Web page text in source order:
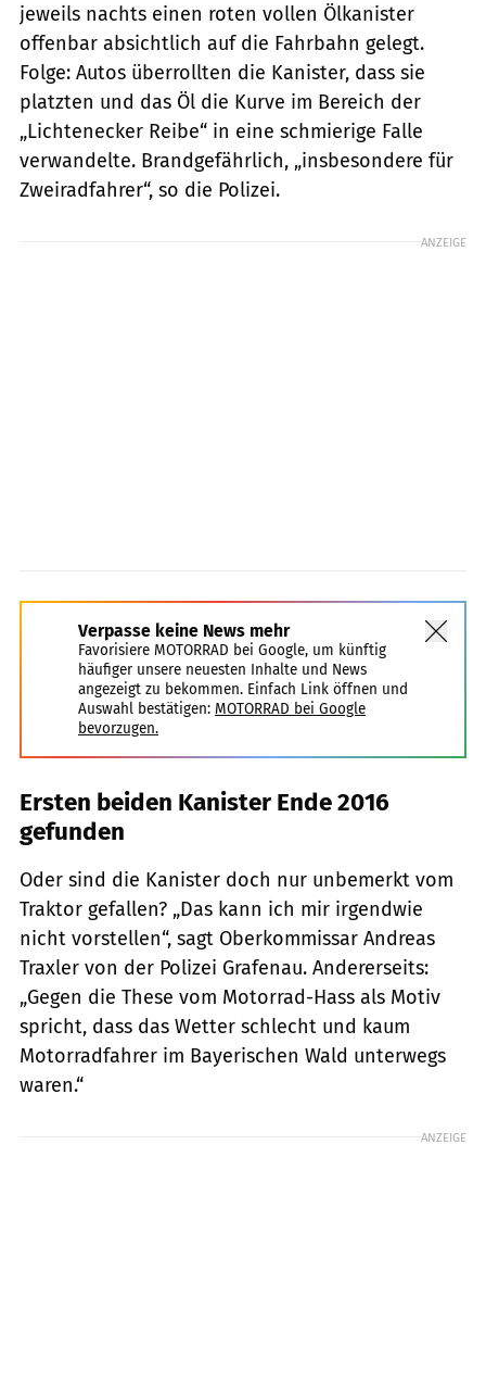
jeweils nachts einen roten vollen Ölkanister
offenbar absichtlich auf die Fahrbahn gelegt.
Folge: Autos überrollten die Kanister, dass sie
platzten und das Öl die Kurve im Bereich der
„Lichtenecker Reibe“ in eine schmierige Falle
verwandelte. Brandgefährlich, „insbesondere für
Zweiradfahrer“, so die Polizei.
ANZEIGE
Verpasse keine News mehr
Favorisiere MOTORRAD bei Google, um künftig
häufiger unsere neuesten Inhalte und News
angezeigt zu bekommen. Einfach Link öffnen und
Auswahl bestätigen: MOTORRAD bei Google
bevorzugen.
Ersten beiden Kanister Ende 2016
gefunden
Oder sind die Kanister doch nur unbemerkt vom
Traktor gefallen? „Das kann ich mir irgendwie
nicht vorstellen“, sagt Oberkommissar Andreas
Traxler von der Polizei Grafenau. Andererseits:
„Gegen die These vom Motorrad-Hass als Motiv
spricht, dass das Wetter schlecht und kaum
Motorradfahrer im Bayerischen Wald unterwegs
waren.“
ANZEIGE